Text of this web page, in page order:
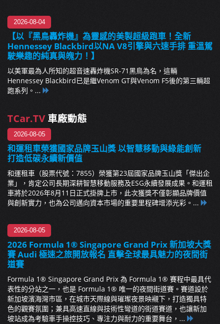
2026-08-04
【以『黑鳥轟炸機』為靈感的美製超級跑車！全新
Hennessey Blackbird以NA V8引擎與六速手排 重溫駕
駛樂趣的純真與魄力！】
以美軍最為人所知的超音速轟炸機SR-71黑鳥為名，這輛
Hennessey Blackbird已是繼Venom GT與Venom F5後的第三輛超
跑系列。...
TCar.TV 車廠動態
2026-08-05
和運租車榮獲國家品牌玉山獎 以智慧移動與綠能創新
打造低碳永續新價值
和運租車（股票代號：7855）榮獲第23屆國家品牌玉山獎「傑出企
業」，肯定公司長期深耕智慧移動服務及ESG永續發展成果。和運租
車將於2026年8月11日正式掛牌上市，此次獲獎不僅彰顯品牌價值
與創新實力，也為公司邁向資本市場的重要里程碑增添光彩。...
2026-08-05
2026 Formula 1® Singapore Grand Prix 新加坡大獎
賽 Audi 極速之旅開放報名 直擊全球最具魅力的夜間街
道賽
Formula 1® Singapore Grand Prix 為 Formula 1® 賽程中最具代
表性的分站之一，也是 Formula 1® 唯一的夜間街道賽。賽道設於
新加坡濱海灣市區，在城市天際線與璀璨夜景映襯下，打造獨具特
色的觀賽氛圍；兼具高速直線與技術性彎道的街道賽道，也讓新加
坡站成為考驗車手操控技巧、專注力與耐力的重要舞台，...